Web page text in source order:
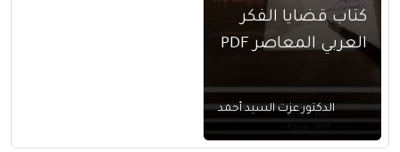
كتاب قضايا الفكر
العربي المعاصر PDF
الدكتور عزت السيد أحمد